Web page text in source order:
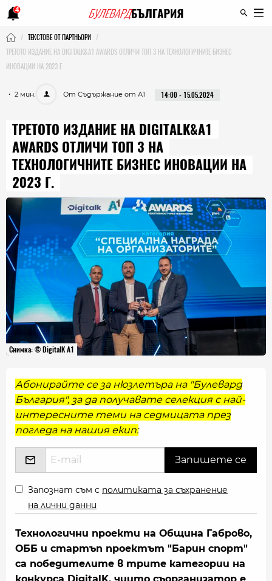
4
ТЕКСТОВЕ ОТ ПАРТНЬОРИ
ТРЕТОТО ИЗДАНИЕ НА DIGITALK&A1 AWARDS ОТЛИЧИ ТОП 3 НА ТЕХНОЛОГИЧНИТЕ БИЗНЕС
ИНОВАЦИИ НА 2023 Г.
・ 2 мин. От Съдържание от А1 14:00 - 15.05.2024
ТРЕТОТО ИЗДАНИЕ НА DIGITALK&A1
AWARDS ОТЛИЧИ ТОП 3 НА
ТЕХНОЛОГИЧНИТЕ БИЗНЕС ИНОВАЦИИ НА
2023 Г.
Снимка: © DigitalK A1
Абонирайте се за нюзлетъра на "Булевард
България", за да получавате селекция с най-
интересните теми на седмицата през
погледа на нашия екип:
Запознат съм с политиката за съхранение
на лични данни
Технологични проекти на Община Габрово,
ОББ и стартъп проектът "Барин спорт"
са победителите в трите категории на